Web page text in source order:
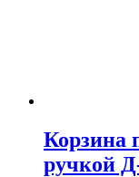
Корзина
ручкой